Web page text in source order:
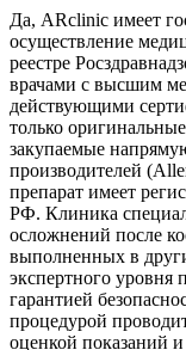
Да, ARclinic имеет
осуществление
реестре
врачами с высшим
действующими
только
закупаемые
производителей
препарат имеет
РФ. Клиника
осложнений после
выполненных в
экспертного уровня
гарантией
процедурой
оценкой показаний